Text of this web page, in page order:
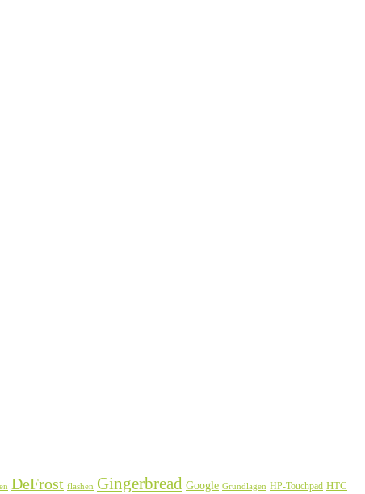
DeFrost flashen Gingerbread Google Grundlagen HP-Touchpad HTC